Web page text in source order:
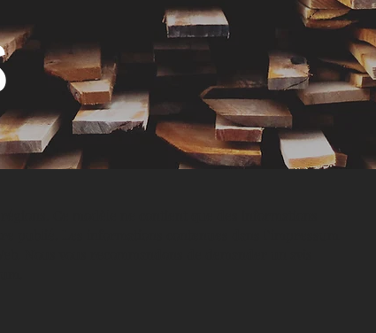
Ce modèle ne contient que des informations
publié. Les informations contenues dans l’impressum
Nous vous recommandons de demander un avis